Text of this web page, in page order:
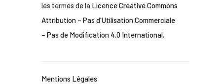
les termes de la Licence Creative Commons
Attribution – Pas d'Utilisation Commerciale
– Pas de Modification 4.0 International.
Mentions Légales